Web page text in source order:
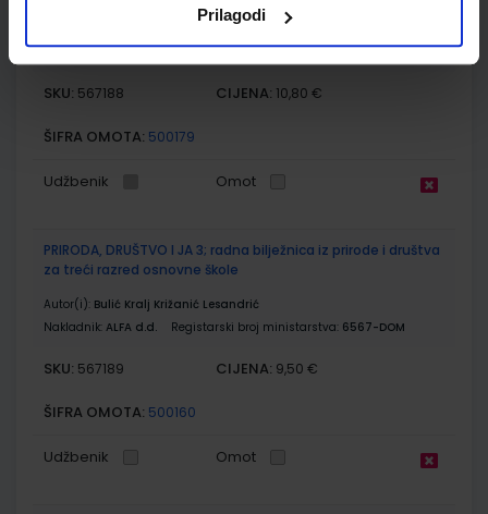
Prilagodi
Mila Bulić Gordana Kralj Lidija Križanić Marija Lesandrić
Nakladnik:ALFA d.d. Registarski broj ministarstva:6567
SKU: 567188 CIJENA: 10,80 €
ŠIFRA OMOTA: 500179
Udžbenik Omot
PRIRODA, DRUŠTVO I JA 3; radna bilježnica iz prirode i društva
za treći razred osnovne škole
Autor(i): Bulić Kralj Križanić Lesandrić
Nakladnik: ALFA d.d. Registarski broj ministarstva: 6567-DOM
SKU: 567189 CIJENA: 9,50 €
ŠIFRA OMOTA: 500160
Udžbenik Omot